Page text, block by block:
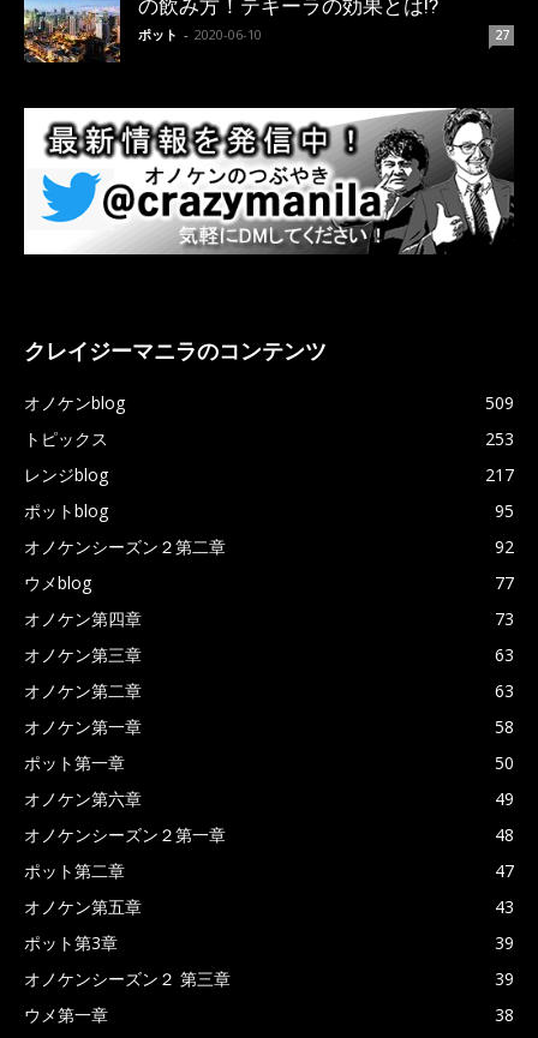
の飲み方！テキーラの効果とは!?
ポット - 2020-06-10 27
クレイジーマニラのコンテンツ
オノケンblog
509
トピックス
253
レンジblog
217
ポットblog
95
オノケンシーズン２第二章
92
ウメblog
77
オノケン第四章
73
オノケン第三章
63
オノケン第二章
63
オノケン第一章
58
ポット第一章
50
オノケン第六章
49
オノケンシーズン２第一章
48
ポット第二章
47
オノケン第五章
43
ポット第3章
39
オノケンシーズン２ 第三章
39
ウメ第一章
38